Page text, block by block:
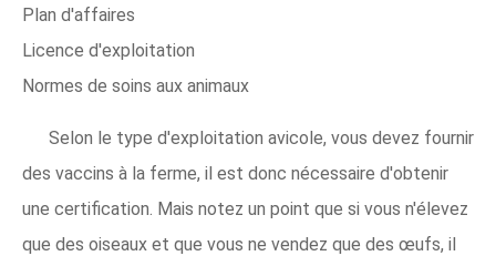
Plan d'affaires
Licence d'exploitation
Normes de soins aux animaux
Selon le type d'exploitation avicole, vous devez fournir
des vaccins à la ferme, il est donc nécessaire d'obtenir
une certification. Mais notez un point que si vous n'élevez
que des oiseaux et que vous ne vendez que des œufs, il